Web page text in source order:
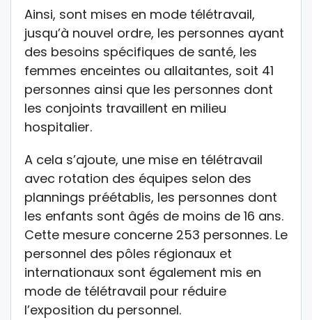
Ainsi, sont mises en mode télétravail,
jusqu’à nouvel ordre, les personnes ayant
des besoins spécifiques de santé, les
femmes enceintes ou allaitantes, soit 41
personnes ainsi que les personnes dont
les conjoints travaillent en milieu
hospitalier.
A cela s’ajoute, une mise en télétravail
avec rotation des équipes selon des
plannings préétablis, les personnes dont
les enfants sont âgés de moins de 16 ans.
Cette mesure concerne 253 personnes. Le
personnel des pôles régionaux et
internationaux sont également mis en
mode de télétravail pour réduire
l’exposition du personnel.